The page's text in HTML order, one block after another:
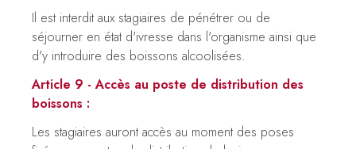
Il est interdit aux stagiaires de pénétrer ou de
séjourner en état d'ivresse dans l'organisme ainsi que
d'y introduire des boissons alcoolisées.
Article 9 - Accès au poste de distribution des
boissons :
Les stagiaires auront accès au moment des poses